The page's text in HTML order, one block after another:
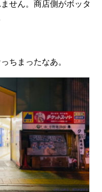
せん。商店側がボッタ
ちまったなあ。